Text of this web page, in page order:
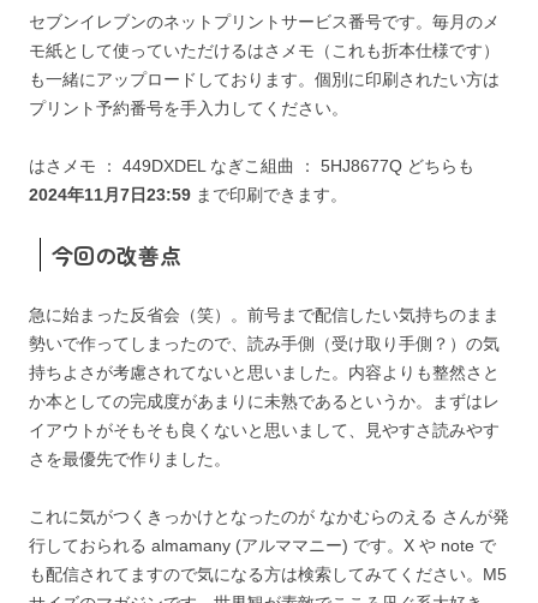
セブンイレブンのネットプリントサービス番号です。毎月のメ
モ紙として使っていただけるはさメモ（これも折本仕様です）
も一緒にアップロードしております。個別に印刷されたい方は
プリント予約番号を手入力してください。
はさメモ ： 449DXDEL なぎこ組曲 ： 5HJ8677Q どちらも
2024年11月7日23:59 まで印刷できます。
今回の改善点
急に始まった反省会（笑）。前号まで配信したい気持ちのまま
勢いで作ってしまったので、読み手側（受け取り手側？）の気
持ちよさが考慮されてないと思いました。内容よりも整然さと
か本としての完成度があまりに未熟であるというか。まずはレ
イアウトがそもそも良くないと思いまして、見やすさ読みやす
さを最優先で作りました。
これに気がつくきっかけとなったのが なかむらのえる さんが発
行しておられる almamany (アルママニー) です。X や note で
も配信されてますので気になる方は検索してみてください。M5